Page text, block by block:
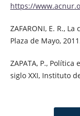
https://
ZAFARONI, E. R.,
Plaza de Mayo,
ZAPATA, P.,
siglo XXI, Instituto